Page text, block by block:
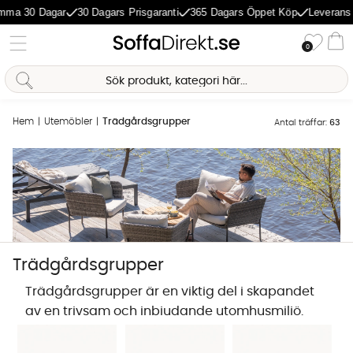
Dagar 30 Dagars Prisgaranti 365 Dagars Öppet Köp Leverans 1-5
0
Hem Utemöbler Trädgårdsgrupper Antal träffar: 63
Trädgårdsgrupper
Trädgårdsgrupper är en viktig del i skapandet
av en trivsam och inbjudande utomhusmiljö.
Sofia Direkt
AI-assistent